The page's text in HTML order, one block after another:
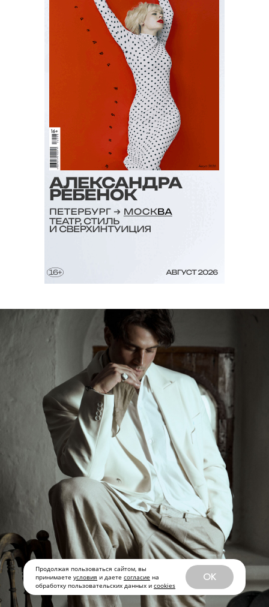
Продолжая пользоваться сайтом, вы
принимаете условия и даете согласие на
обработку пользовательских данных и cookies
OK